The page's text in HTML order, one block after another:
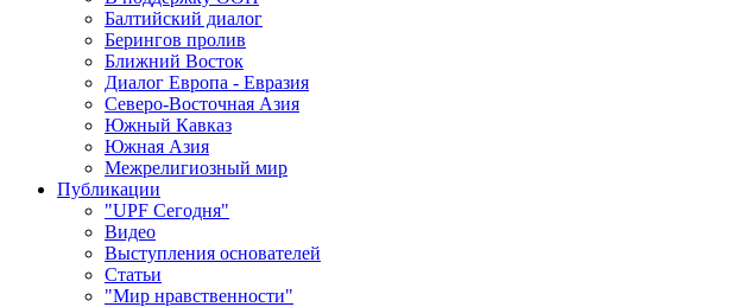
Балтийский диалог
Берингов пролив
Ближний Восток
Диалог Европа - Евразия
Северо-Восточная Азия
Южный Кавказ
Южная Азия
Межрелигиозный мир
Публикации
"UPF Сегодня"
Видео
Выступления основателей
Статьи
"Мир нравственности"